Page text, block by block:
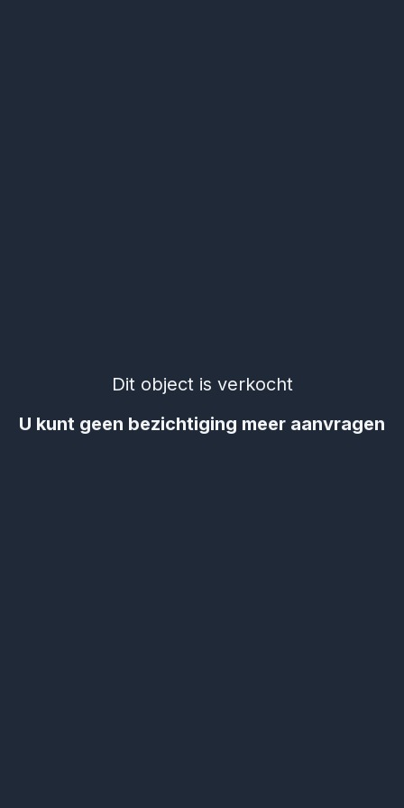
Dit object is verkocht
U kunt geen bezichtiging meer aanvragen